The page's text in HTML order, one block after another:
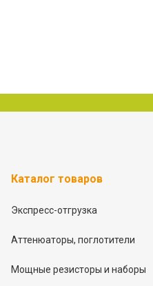
Каталог товаров
Экспресс-отгрузка
Аттенюаторы, поглотители
Мощные резисторы и наборы